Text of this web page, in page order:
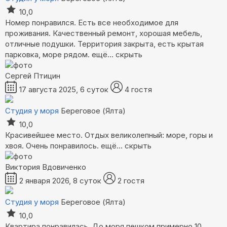
10,0
Номер понравился. Есть все необходимое для
проживания. Качественный ремонт, хорошая мебель,
отличные подушки. Территория закрыта, есть крытая
парковка, море рядом. ещё... скрыть
Сергей Птицин
17 августа 2025, 6 суток
4 гостя
Студия у моря Береговое (Ялта)
10,0
Красивейшее место. Отдых великолепный: море, горы и
хвоя. Очень понравилось. ещё... скрыть
Виктория Вдовиченко
2 января 2026, 8 суток
2 гостя
Студия у моря Береговое (Ялта)
10,0